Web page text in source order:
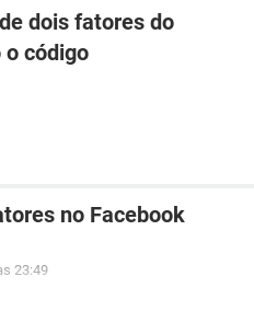
dois fatores do
o código
no Facebook
23:49